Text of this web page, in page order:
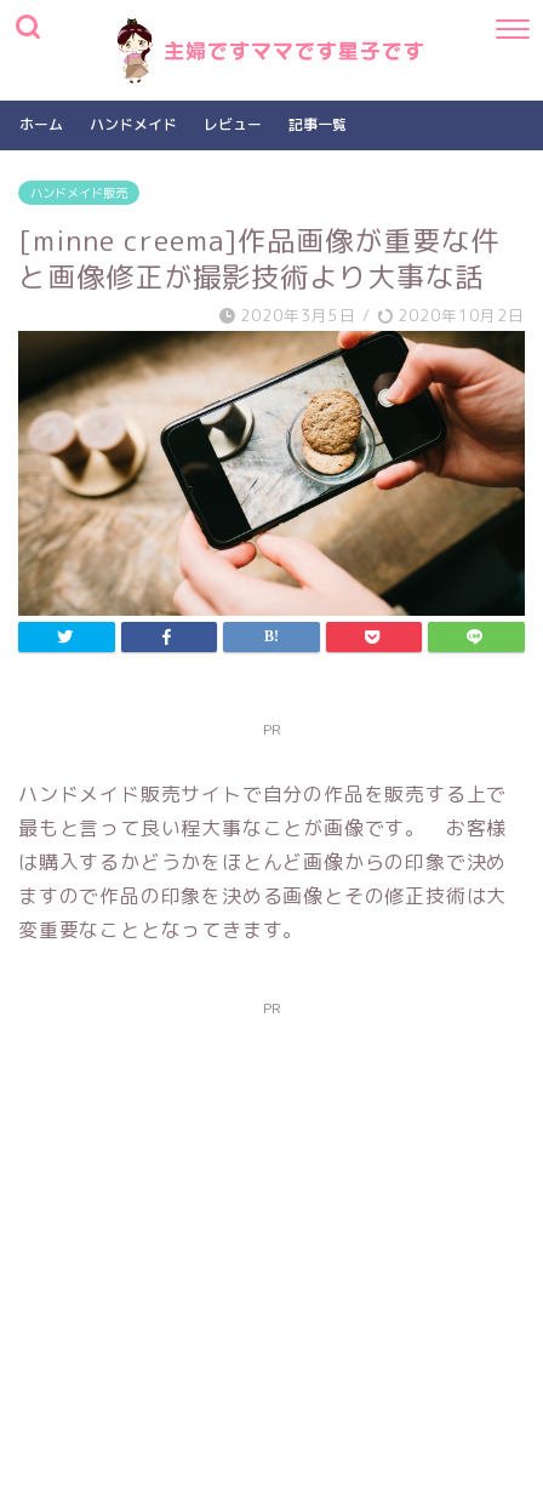
ホーム ハンドメイド レビュー 記事一覧
ハンドメイド販売
[minne creema]作品画像が重要な件
と画像修正が撮影技術より大事な話
2020年3月5日 / 2020年10月2日
PR
ハンドメイド販売サイトで自分の作品を販売する上で
最もと言って良い程大事なことが画像です。 お客様
は購入するかどうかをほとんど画像からの印象で決め
ますので作品の印象を決める画像とその修正技術は大
変重要なこととなってきます。
PR